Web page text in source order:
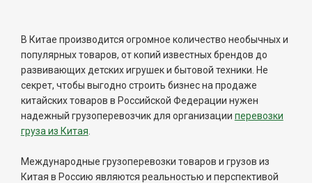
В Китае производится огромное количество необычных и
популярных товаров, от копий известных брендов до
развивающих детских игрушек и бытовой техники. Не
секрет, чтобы выгодно строить бизнес на продаже
китайских товаров в Российской Федерации нужен
надежный грузоперевозчик для организации перевозки
груза из Китая
Международные грузоперевозки товаров и грузов из
Китая в Россию являются реальностью и перспективой